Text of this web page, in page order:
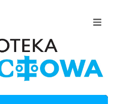
O nas
Wydarzenia